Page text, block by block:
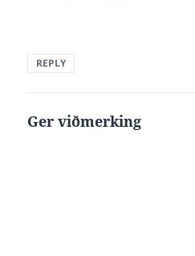
REPLY
Ger viðmerking